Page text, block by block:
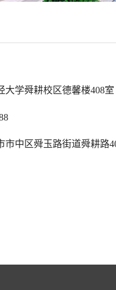
大学舜耕校区德馨楼408室
市中区舜玉路街道舜耕路